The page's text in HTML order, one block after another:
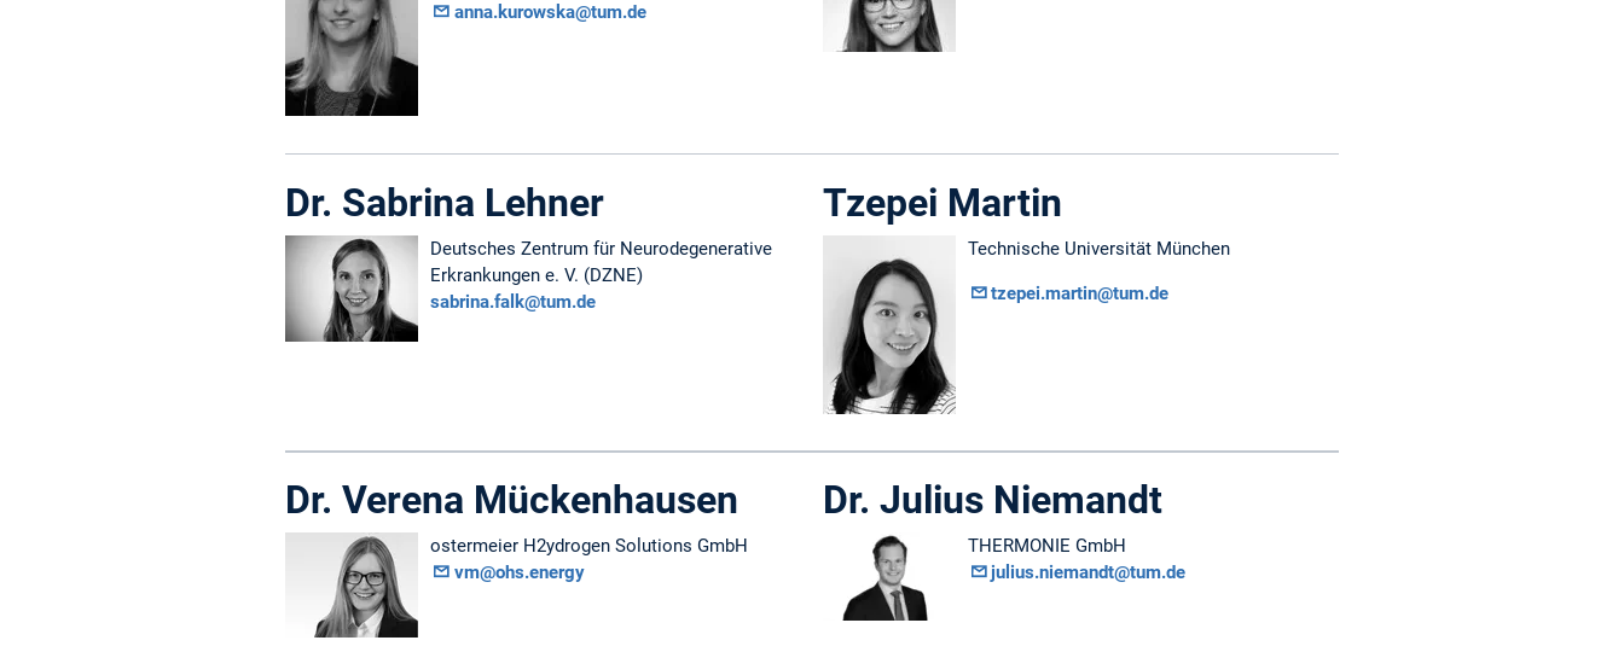
anna.kurowska@tum.de
Dr. Sabrina Lehner
Deutsches Zentrum für Neurodegenerative
Erkrankungen e. V. (DZNE)
sabrina.falk@tum.de
Tzepei Martin
Technische Universität München
tzepei.martin@tum.de
Dr. Verena Mückenhausen
ostermeier H2ydrogen Solutions GmbH
vm@ohs.energy
Dr. Julius Niemandt
THERMONIE GmbH
julius.niemandt@tum.de